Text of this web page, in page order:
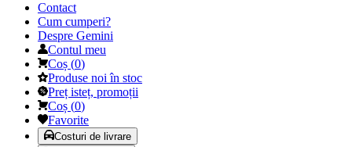
Contact
Cum cumperi?
Despre Gemini
Contul meu
Coș (0)
Produse noi în stoc
Preț isteț, promoții
Coș (0)
Favorite
Costuri de livrare